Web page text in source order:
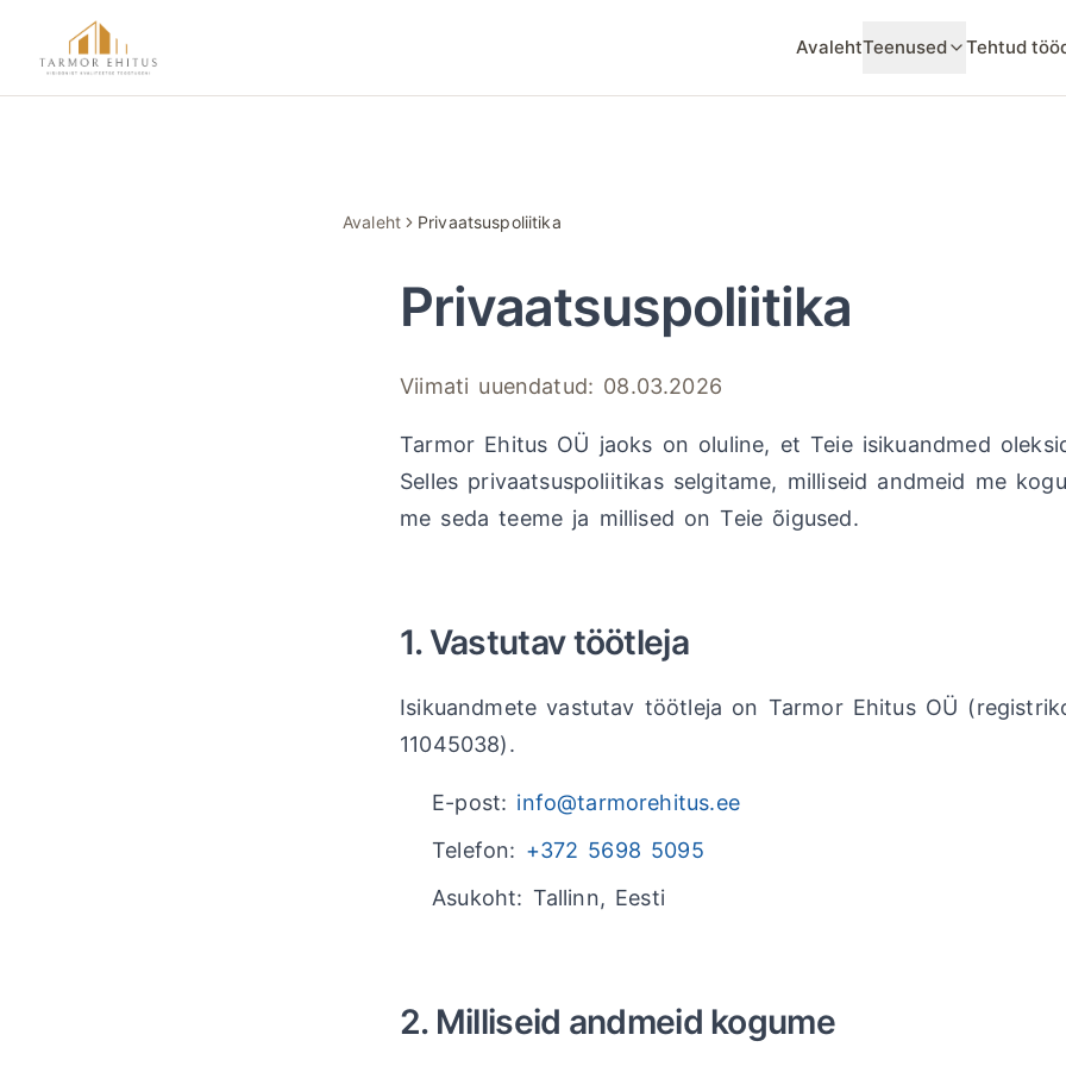
Hüppa põhisisu juurde
Tarmor Ehitus
AvalehtTeenused Tehtud
Avaleht Privaatsuspoliitika
Privaatsuspoliitika
Viimati uuendatud: 08.03.2026
Tarmor Ehitus OÜ jaoks on oluline, et Teie isikuandmed
Selles privaatsuspoliitikas selgitame, milliseid andmeid me
me seda teeme ja millised on Teie õigused.
1. Vastutav töötleja
Isikuandmete vastutav töötleja on Tarmor Ehitus OÜ
11045038).
E-post: info@tarmorehitus.ee
Telefon: +372 5698 5095
Asukoht: Tallinn, Eesti
2. Milliseid andmeid kogume